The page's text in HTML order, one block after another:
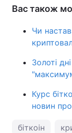
Вас також
Чи
Золоті
Курс
новин
біткоін